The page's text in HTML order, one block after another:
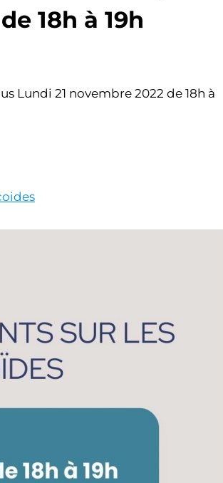
18h à 19h
Lundi 21 novembre 2022 de 18h à